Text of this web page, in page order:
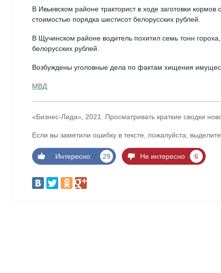
В Ивьевском районе тракторист в ходе заготовки
стоимостью порядка шестисот белорусских рублей.
В Щучинском районе водитель похитил семь тонн
белорусских рублей.
Возбуждены уголовные дела по фактам хищения
МВД
«Бизнес-Лида», 2021. Просматривать краткие сводки
Если вы заметили ошибку в тексте, пожалуйста,
Интересно 29 Не интересно 6